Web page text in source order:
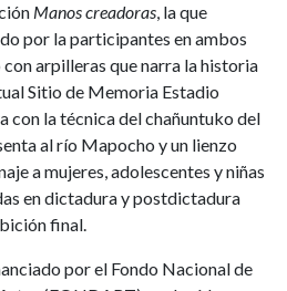
Manos creadoras, la que
por la participantes en ambos
arpilleras que narra la historia
Sitio de Memoria Estadio
con la técnica del chañuntuko del
al río Mapocho y un lienzo
a mujeres, adolescentes y niñas
en dictadura y postdictadura
final.
por el Fondo Nacional de